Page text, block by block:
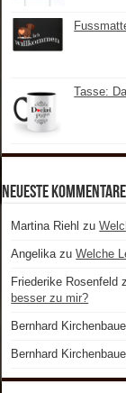
Tasse:
Neueste Kommentare
Martina Riehl zu
Angelika zuWelche
Friederike Rosenfeld
besser zu mir?
Bernhard
Bernhard